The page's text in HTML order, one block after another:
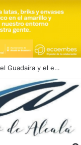
Denuncian destrozos en las Riberas del Guadaíra y el entorno de las instalaciones del C.T.S.